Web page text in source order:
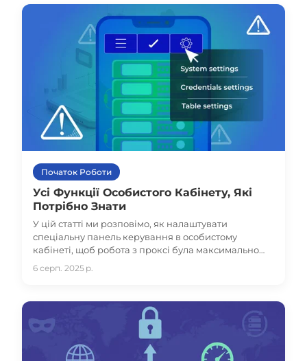
Початок Роботи
Усі Функції Особистого Кабінету, Які
Потрібно Знати
У цій статті ми розповімо, як налаштувати
спеціальну панель керування в особистому
кабінеті, щоб робота з проксі була максимально
наочною, зручною та швидкою.
6 серп. 2025 р.